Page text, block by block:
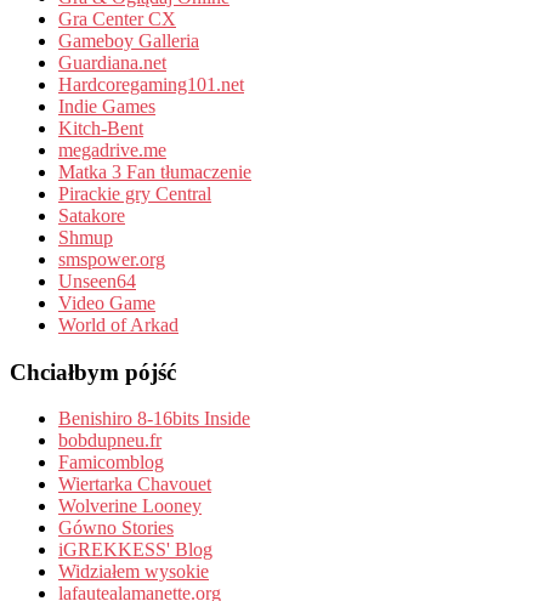
Gra Center CX
Gameboy Galleria
Guardiana.net
Hardcoregaming101.net
Indie Games
Kitch-Bent
megadrive.me
Matka 3 Fan tłumaczenie
Pirackie gry Central
Satakore
Shmup
smspower.org
Unseen64
Video Game
World of Arkad
Chciałbym pójść
Benishiro 8-16bits Inside
bobdupneu.fr
Famicomblog
Wiertarka Chavouet
Wolverine Looney
Gówno Stories
iGREKKESS' Blog
Widziałem wysokie
lafautealamanette.org